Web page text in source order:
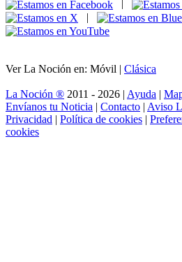
|
Ver La Noción en: Móvil | Clásica
La Noción ® 2011 - 2026 | Ayuda |
Envíanos tu Noticia | Contacto | Aviso
Privacidad | Política de cookies |
cookies